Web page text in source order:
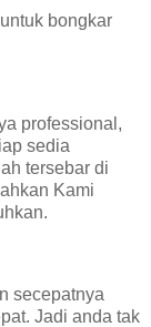
bongkar
professional,
sedia
tersebar di
Kami
secepatnya
Jadi anda tak